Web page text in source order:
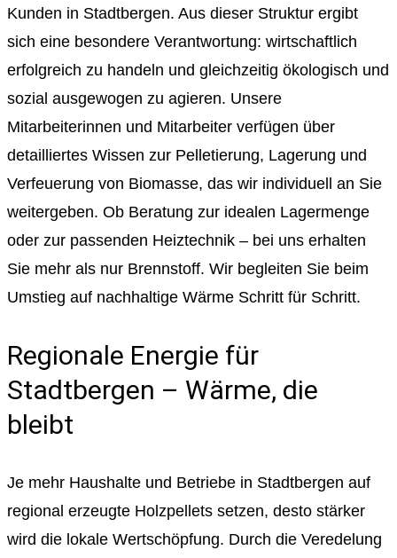
Kunden in Stadtbergen. Aus dieser Struktur ergibt
sich eine besondere Verantwortung: wirtschaftlich
erfolgreich zu handeln und gleichzeitig ökologisch und
sozial ausgewogen zu agieren. Unsere
Mitarbeiterinnen und Mitarbeiter verfügen über
detailliertes Wissen zur Pelletierung, Lagerung und
Verfeuerung von Biomasse, das wir individuell an Sie
weitergeben. Ob Beratung zur idealen Lagermenge
oder zur passenden Heiztechnik – bei uns erhalten
Sie mehr als nur Brennstoff. Wir begleiten Sie beim
Umstieg auf nachhaltige Wärme Schritt für Schritt.
Regionale Energie für
Stadtbergen – Wärme, die
bleibt
Je mehr Haushalte und Betriebe in Stadtbergen auf
regional erzeugte Holzpellets setzen, desto stärker
wird die lokale Wertschöpfung. Durch die Veredelung